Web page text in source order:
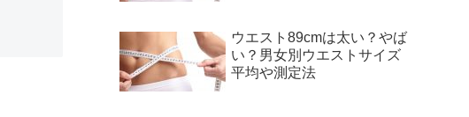
ウエスト89cmは太い？やば
い？男女別ウエストサイズ
平均や測定法